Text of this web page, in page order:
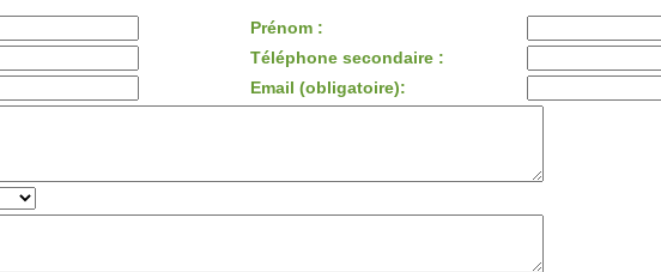
Prénom :
Téléphone secondaire :
Email (obligatoire):